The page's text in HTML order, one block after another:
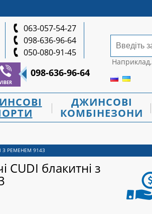
063-057-54-27
098-636-96-64
050-080-91-45
098-636-96-64
Наприклад,
ДЖИНСОВІ
КОМБІНЕЗОНИ
З РЕМЕНЕМ 9143
CUDI блакитні з